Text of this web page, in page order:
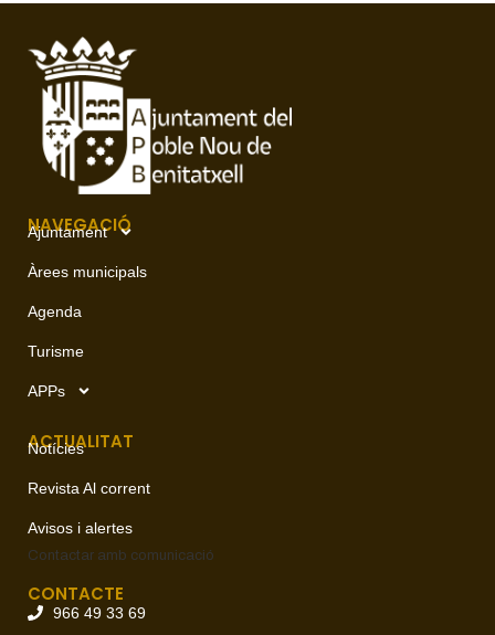
NAVEGACIÓ
Ajuntament
Àrees municipals
Agenda
Turisme
APPs
ACTUALITAT
Notícies
Revista Al corrent
Avisos i alertes
Contactar amb comunicació
CONTACTE
966 49 33 69